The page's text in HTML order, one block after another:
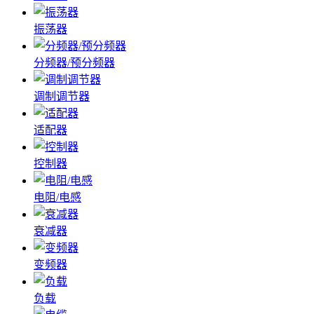
振荡器
分频器/预分频器
调制调节器
适配器
控制器
电阻/电感
衰减器
变频器
负载